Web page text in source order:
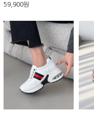
59,900원